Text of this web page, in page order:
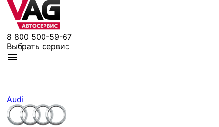
8 800 500-59-67
Выбрать сервис
Audi